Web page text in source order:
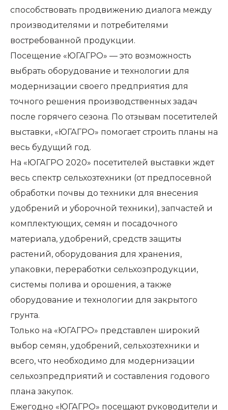
способствовать продвижению диалога между
производителями и потребителями
востребованной продукции.
Посещение «ЮГАГРО» — это возможность
выбрать оборудование и технологии для
модернизации своего предприятия для
точного решения производственных задач
после горячего сезона. По отзывам посетителей
выставки, «ЮГАГРО» помогает строить планы на
весь будущий год.
На «ЮГАГРО 2020» посетителей выставки ждет
весь спектр сельхозтехники (от предпосевной
обработки почвы до техники для внесения
удобрений и уборочной техники), запчастей и
комплектующих, семян и посадочного
материала, удобрений, средств защиты
растений, оборудования для хранения,
упаковки, переработки сельхозпродукции,
системы полива и орошения, а также
оборудование и технологии для закрытого
грунта.
Только на «ЮГАГРО» представлен широкий
выбор семян, удобрений, сельхозтехники и
всего, что необходимо для модернизации
сельхозпредприятий и составления годового
плана закупок.
Ежегодно «ЮГАГРО» посещают руководители и